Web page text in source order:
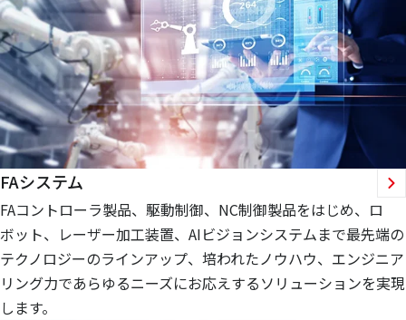
FAシステム
FAコントローラ製品、駆動制御、NC制御製品をはじめ、ロ
ボット、レーザー加工装置、AIビジョンシステムまで最先端の
テクノロジーのラインアップ、培われたノウハウ、エンジニア
リング力であらゆるニーズにお応えするソリューションを実現
します。